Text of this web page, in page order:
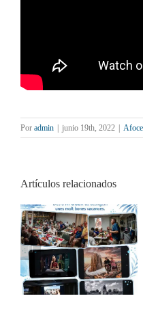
Por admin junio 19th, 2022
Artículos relacionados
AFOCER col·labora
amb diverses entitats
activitats de final de
curs